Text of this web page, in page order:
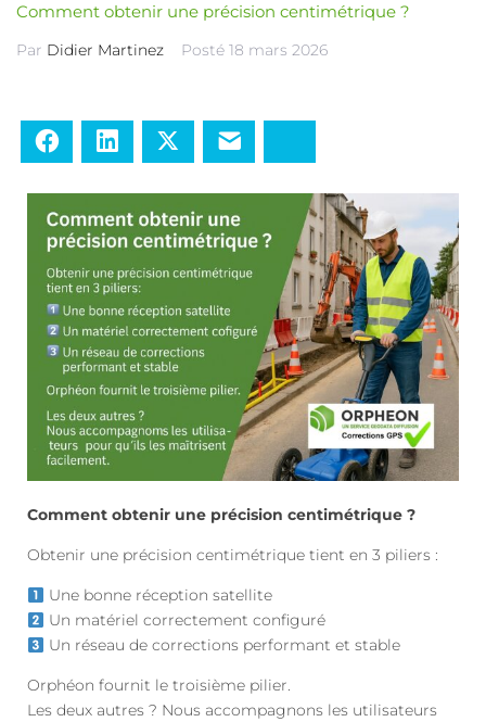
Comment obtenir une précision centimétrique ?
Par Didier Martinez Posté 18 mars 2026
FacebookLinkedIn Twitter
Comment obtenir une précision centimétrique ?
Obtenir une précision centimétrique tient en 3 piliers :
Une bonne réception satellite
Un matériel correctement configuré
Un réseau de corrections performant et stable
Orphéon fournit le troisième pilier.
Les deux autres ? Nous accompagnons les utilisateurs